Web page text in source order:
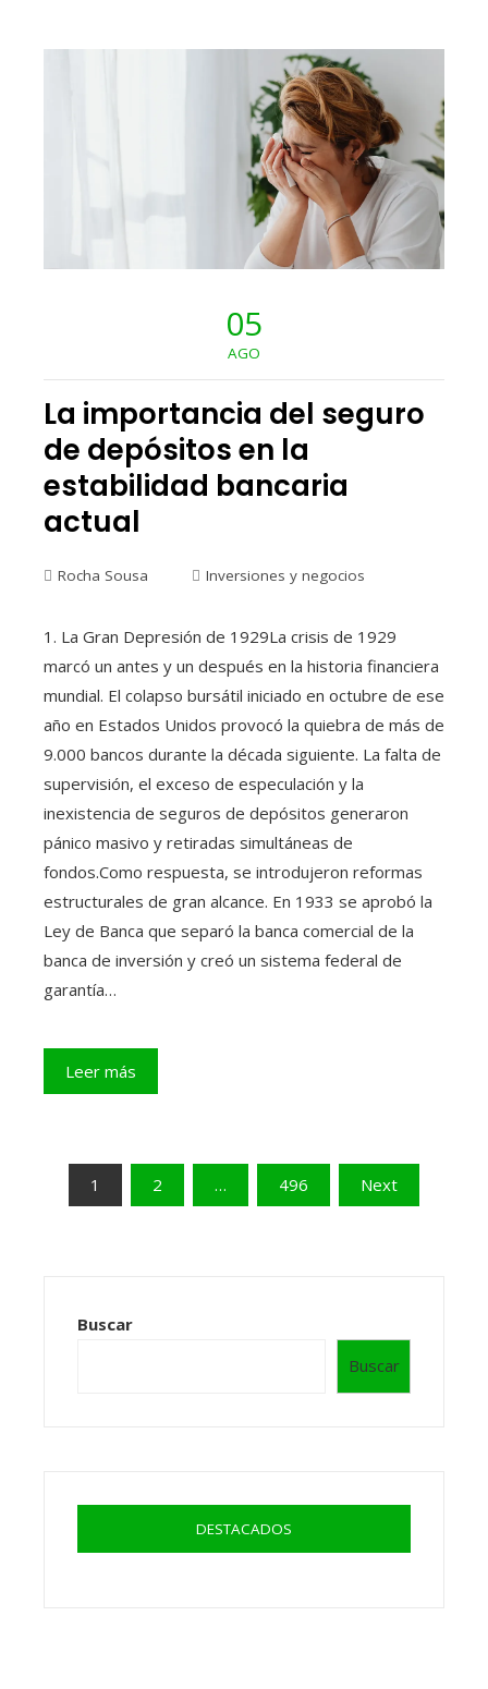
05
AGO
La importancia del seguro
de depósitos en la
estabilidad bancaria
actual
Rocha Sousa Inversiones y negocios
1. La Gran Depresión de 1929La crisis de 1929
marcó un antes y un después en la historia financiera
mundial. El colapso bursátil iniciado en octubre de ese
año en Estados Unidos provocó la quiebra de más de
9.000 bancos durante la década siguiente. La falta de
supervisión, el exceso de especulación y la
inexistencia de seguros de depósitos generaron
pánico masivo y retiradas simultáneas de
fondos.Como respuesta, se introdujeron reformas
estructurales de gran alcance. En 1933 se aprobó la
Ley de Banca que separó la banca comercial de la
banca de inversión y creó un sistema federal de
garantía…
Leer más
Paginación
1 2 … 496 Next
Buscar
Buscar
DESTACADOS